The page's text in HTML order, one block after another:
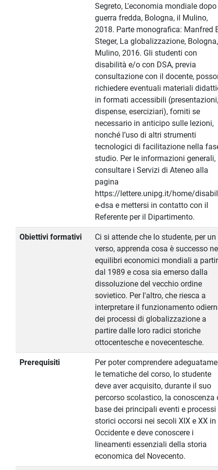
Segreto, L'economia mondiale
guerra fredda, Bologna, il Mulino,
2018. Parte monografica: Manfred
Steger, La globalizzazione,
Mulino, 2016. Gli studenti con
disabilità e/o con DSA, previa
consultazione con il docente,
richiedere eventuali materiali
in formati accessibili (presentazioni,
dispense, eserciziari), forniti se
necessario in anticipo sulle lezioni,
nonché l’uso di altri strumenti
tecnologici di facilitazione nella
studio. Per le informazioni generali,
consultare i Servizi di Ateneo alla
pagina
https://lettere.unipg.it/home/
e-dsa e mettersi in contatto con il
Referente per il Dipartimento.
Obiettivi formativi
Ci si attende che lo studente, per un
verso, apprenda cosa è successo
equilibri economici mondiali a
dal 1989 e cosa sia emerso dalla
dissoluzione del vecchio ordine
sovietico. Per l'altro, che riesca a
interpretare il funzionamento
dei processi di globalizzazione a
partire dalle loro radici storiche
ottocentesche e novecentesche.
Prerequisiti
Per poter comprendere
le tematiche del corso, lo studente
deve aver acquisito, durante il suo
percorso scolastico, la conoscenza
base dei principali eventi e processi
storici occorsi nei secoli XIX e XX in
Occidente e deve conoscere i
lineamenti essenziali della storia
economica del Novecento.